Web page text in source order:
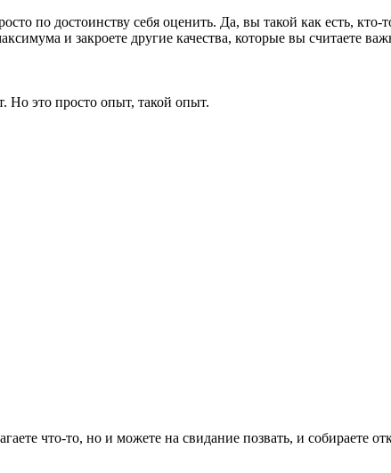
по достоинству себя оценить. Да, вы такой как есть, кто-
и закроете другие качества, которые вы считаете
Но это просто опыт, такой опыт.
что-то, но и можете на свидание позвать, и собираете